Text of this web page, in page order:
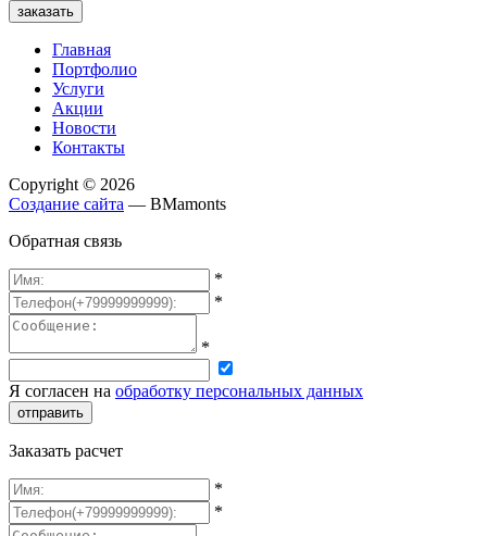
заказать
Главная
Портфолио
Услуги
Акции
Новости
Контакты
Copyright © 2026
Создание сайта — BMamonts
Обратная связь
*
*
*
Я согласен на обработку персональных данных
отправить
Заказать расчет
*
*